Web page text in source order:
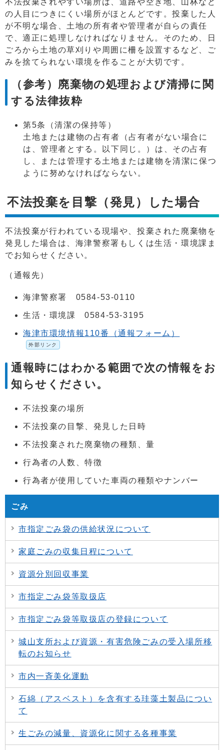
の人目につきにくい場所がほとんどです。投棄した人
が不明な場合、土地の所有者や管理者が自らの責任
で、適正に処理しなければなりません。そのため、日
ごろから土地の草刈りや周囲に柵を設置するなど、ご
みを捨てられない環境を作ることが大切です。
（参考）廃棄物の処理および清掃に関
する法律抜粋
第5条（清潔の保持等）
土地または建物の占有者（占有者がない場合に
は、管理者とする。以下同じ。）は、その占有
し、または管理する土地または建物を清潔に保つ
ように努めなければならない。
不法投棄を目撃（発見）した場合
不法投棄が行われている現場や、投棄された廃棄物を
発見した場合は、海津警察署もしくは生活・環境課ま
でお知らせください。
（通報先）
海津警察署 0584-53-0110
生活・環境課 0584-53-3195
海津市環境情報110番（通報フォーム）
外部リンク
通報時にはわかる範囲で次の情報をお
知らせください。
不法投棄の場所
不法投棄の目撃、発見した日時
不法投棄された廃棄物の種類、量
行為者の人数、特徴
行為者が使用していた車両の種類やナンバー
ごみ
市指定ごみ袋の供給状況について
家庭ごみの収集日程について
資源分別回収事業
市指定ごみ袋等取扱店
市指定ごみ袋等取扱店の登録について
城山支所および資源・有害危険ごみの受入場所移
転のお知らせ
市内一斉美化運動
石綿（アスベスト）を含有する珪藻土製品につい
て
生ごみの減量、資源化に関する各種事業